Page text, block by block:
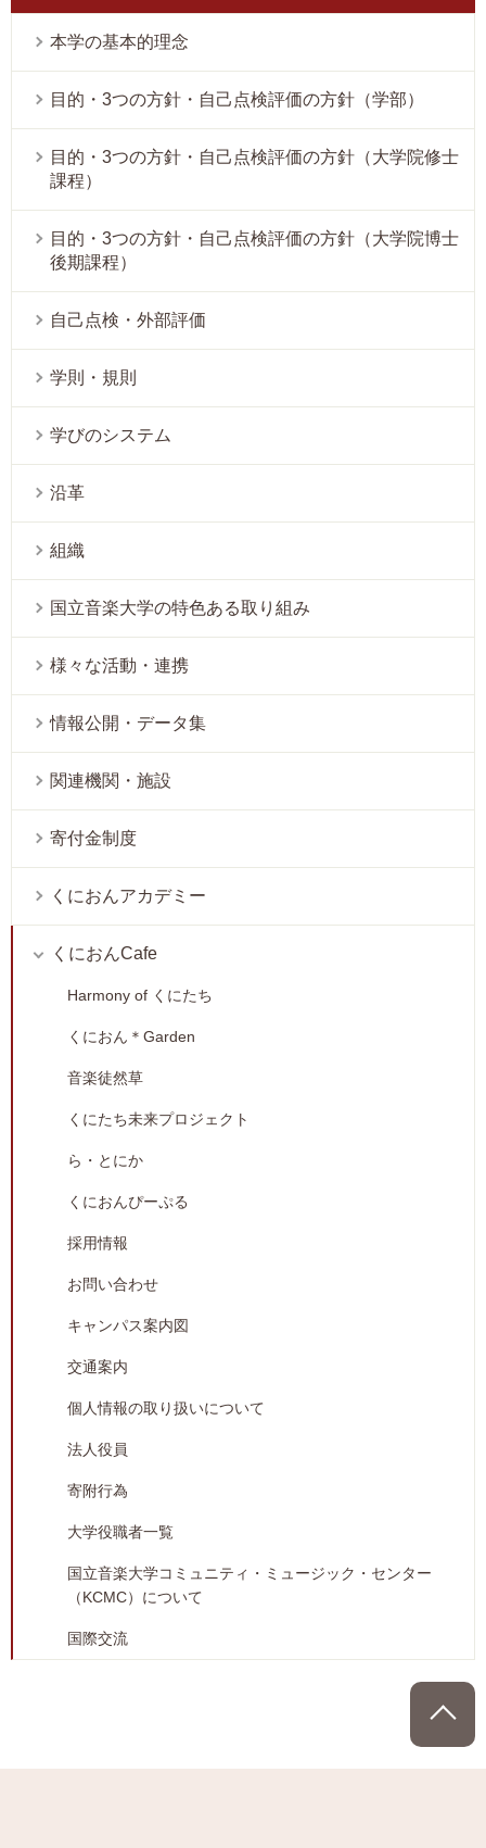
本学の基本的理念
目的・3つの方針・自己点検評価の方針（学部）
目的・3つの方針・自己点検評価の方針（大学院修士
課程）
目的・3つの方針・自己点検評価の方針（大学院博士
後期課程）
自己点検・外部評価
学則・規則
学びのシステム
沿革
組織
国立音楽大学の特色ある取り組み
様々な活動・連携
情報公開・データ集
関連機関・施設
寄付金制度
くにおんアカデミー
くにおんCafe
Harmony of くにたち
くにおん＊Garden
音楽徒然草
くにたち未来プロジェクト
ら・とにか
くにおんぴーぷる
採用情報
お問い合わせ
キャンパス案内図
交通案内
個人情報の取り扱いについて
法人役員
寄附行為
大学役職者一覧
国立音楽大学コミュニティ・ミュージック・センター
（KCMC）について
国際交流